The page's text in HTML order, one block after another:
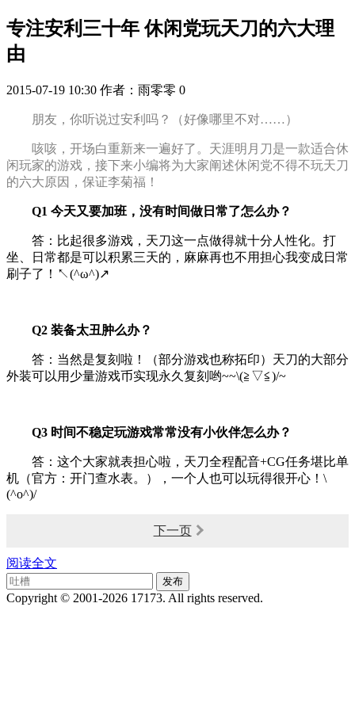
专注安利三十年 休闲党玩天刀的六大理
由
2015-07-19 10:30 作者：雨零零 0
朋友，你听说过安利吗？（好像哪里不对……）
咳咳，开场白重新来一遍好了。天涯明月刀是一款适合休
闲玩家的游戏，接下来小编将为大家阐述休闲党不得不玩天刀
的六大原因，保证李菊福！
Q1 今天又要加班，没有时间做日常了怎么办？
答：比起很多游戏，天刀这一点做得就十分人性化。打
坐、日常都是可以积累三天的，麻麻再也不用担心我变成日常
刷子了！↖(^ω^)↗
Q2 装备太丑肿么办？
答：当然是复刻啦！（部分游戏也称拓印）天刀的大部分
外装可以用少量游戏币实现永久复刻哟~~\(≧▽≦)/~
Q3 时间不稳定玩游戏常常没有小伙伴怎么办？
答：这个大家就表担心啦，天刀全程配音+CG任务堪比单
机（官方：开门查水表。），一个人也可以玩得很开心！\
(^o^)/
下一页
阅读全文
Copyright © 2001-2026 17173. All rights reserved.